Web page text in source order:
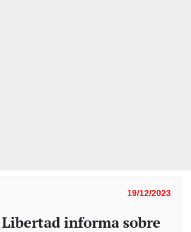
19/12/2023
Libertad informa sobre